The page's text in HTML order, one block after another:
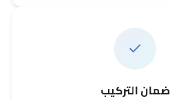
ضمان التركيب